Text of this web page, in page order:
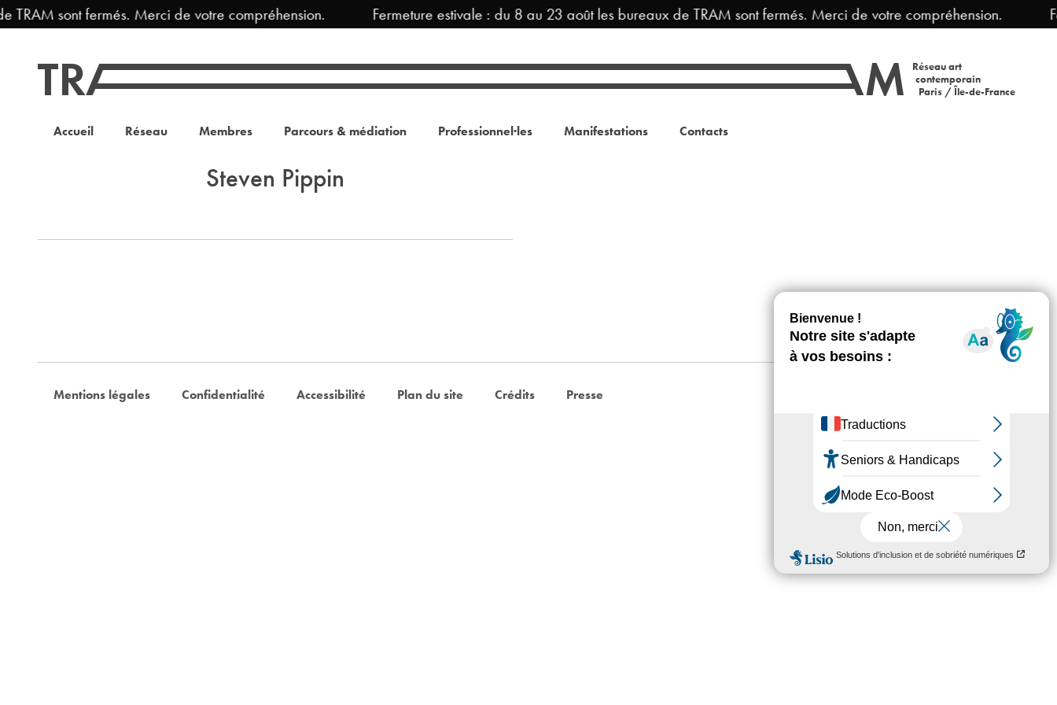
sont fermés. Merci de votre compréhension. Fermeture estivale : du 8 au 23 août les bureaux de TRAM sont fermés. Merci de votre compréhension.
Réseau art
contemporain
Paris / Île-de-France
Accueil Réseau Membres Parcours & médiation Professionnel·les Manifestations Contacts
Steven Pippin
Mentions légales Confidentialité Accessibilité Plan du site Crédits Presse